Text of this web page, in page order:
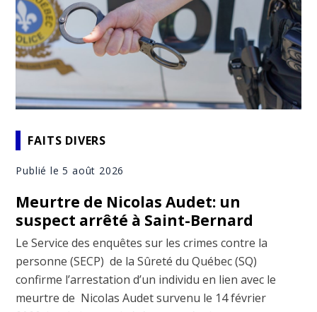
FAITS DIVERS
Publié le 5 août 2026
Meurtre de Nicolas Audet: un
suspect arrêté à Saint-Bernard
Le Service des enquêtes sur les crimes contre la
personne (SECP) de la Sûreté du Québec (SQ)
confirme l’arrestation d’un individu en lien avec le
meurtre de Nicolas Audet survenu le 14 février